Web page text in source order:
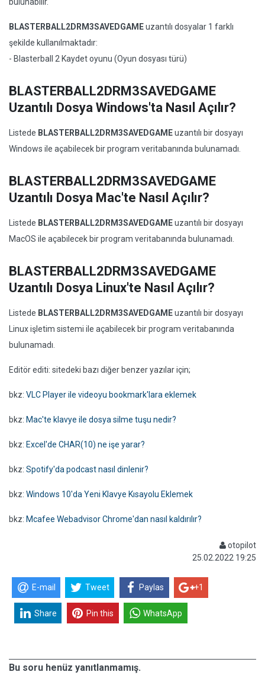
BLASTERBALL2DRM3SAVEDGAMEuzantılı dosyalar 1 farklı
şekilde kullanılmaktadır:
- Blasterball 2 Kaydet oyunu (Oyun dosyası türü)
BLASTERBALL2DRM3SAVEDGAME
Uzantılı Dosya Windows'ta Nasıl Açılır?
Listede BLASTERBALL2DRM3SAVEDGAMEuzantılı bir dosyayı
Windows ile açabilecek bir program veritabanında bulunamadı.
BLASTERBALL2DRM3SAVEDGAME
Uzantılı Dosya Mac'te Nasıl Açılır?
Listede BLASTERBALL2DRM3SAVEDGAMEuzantılı bir dosyayı
MacOS ile açabilecek bir program veritabanında bulunamadı.
BLASTERBALL2DRM3SAVEDGAME
Uzantılı Dosya Linux'te Nasıl Açılır?
Listede BLASTERBALL2DRM3SAVEDGAMEuzantılı bir dosyayı
Linux işletim sistemi ile açabilecek bir program veritabanında
bulunamadı.
Editör editi: sitedeki bazı diğer benzer yazılar için;
bkz: VLC Player ile videoyu bookmark'lara eklemek
bkz: Mac'te klavye ile dosya silme tuşu nedir?
bkz: Excel'de CHAR(10) ne işe yarar?
bkz: Spotify'da podcast nasıl dinlenir?
bkz: Windows 10'da Yeni Klavye Kısayolu Eklemek
bkz: Mcafee Webadvisor Chrome'dan nasıl kaldırılır?
otopilot
25.02.2022 19:25
E-mail Tweet Paylas +1
Share Pin this WhatsApp
Bu soru henüz yanıtlanmamış.